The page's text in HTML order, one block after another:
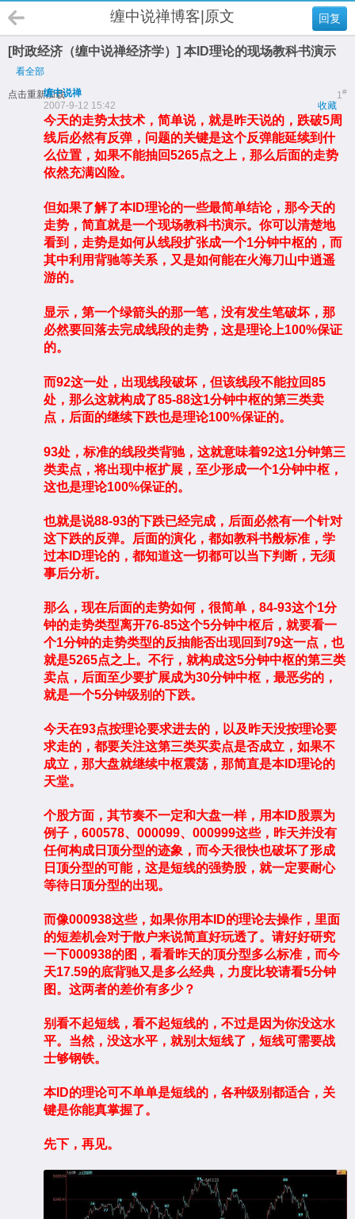
回复
缠中说禅博客|原文
[时政经济（缠中说禅经济学）] 本ID理论的现场教科书演示
看全部
点击重新加载 1#
缠中说禅
收藏
2007-9-12 15:42
今天的走势太技术，简单说，就是昨天说的，跌破5周
线后必然有反弹，问题的关键是这个反弹能延续到什
么位置，如果不能抽回5265点之上，那么后面的走势
依然充满凶险。
但如果了解了本ID理论的一些最简单结论，那今天的
走势，简直就是一个现场教科书演示。你可以清楚地
看到，走势是如何从线段扩张成一个1分钟中枢的，而
其中利用背驰等关系，又是如何能在火海刀山中逍遥
游的。
显示，第一个绿箭头的那一笔，没有发生笔破坏，那
必然要回落去完成线段的走势，这是理论上100%保证
的。
而92这一处，出现线段破坏，但该线段不能拉回85
处，那么这就构成了85-88这1分钟中枢的第三类卖
点，后面的继续下跌也是理论100%保证的。
93处，标准的线段类背驰，这就意味着92这1分钟第三
类卖点，将出现中枢扩展，至少形成一个1分钟中枢，
这也是理论100%保证的。
也就是说88-93的下跌已经完成，后面必然有一个针对
这下跌的反弹。后面的演化，都如教科书般标准，学
过本ID理论的，都知道这一切都可以当下判断，无须
事后分析。
那么，现在后面的走势如何，很简单，84-93这个1分
钟的走势类型离开76-85这个5分钟中枢后，就要看一
个1分钟的走势类型的反抽能否出现回到79这一点，也
就是5265点之上。不行，就构成这5分钟中枢的第三类
卖点，后面至少要扩展成为30分钟中枢，最恶劣的，
就是一个5分钟级别的下跌。
今天在93点按理论要求进去的，以及昨天没按理论要
求走的，都要关注这第三类买卖点是否成立，如果不
成立，那大盘就继续中枢震荡，那简直是本ID理论的
天堂。
个股方面，其节奏不一定和大盘一样，用本ID股票为
例子，600578、000099、000999这些，昨天并没有
任何构成日顶分型的迹象，而今天很快也破坏了形成
日顶分型的可能，这是短线的强势股，就一定要耐心
等待日顶分型的出现。
而像000938这些，如果你用本ID的理论去操作，里面
的短差机会对于散户来说简直好玩透了。请好好研究
一下000938的图，看看昨天的顶分型多么标准，而今
天17.59的底背驰又是多么经典，力度比较请看5分钟
图。这两者的差价有多少？
别看不起短线，看不起短线的，不过是因为你没这水
平。当然，没这水平，就别太短线了，短线可需要战
士够钢铁。
本ID的理论可不单单是短线的，各种级别都适合，关
键是你能真掌握了。
先下，再见。